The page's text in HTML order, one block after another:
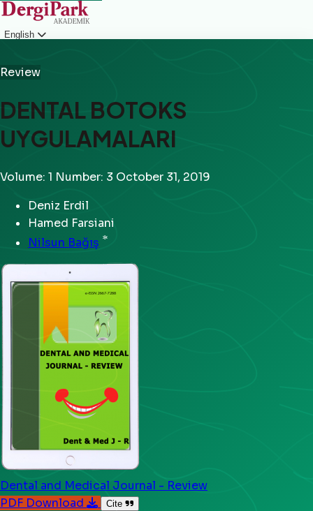
English
Review
DENTAL BOTOKS
UYGULAMALARI
Volume: 1 Number: 3 October 31, 2019
Deniz Erdil
Hamed Farsiani
Nilsun Bağış *
Dental and Medical Journal - Review
PDF Download
Cite